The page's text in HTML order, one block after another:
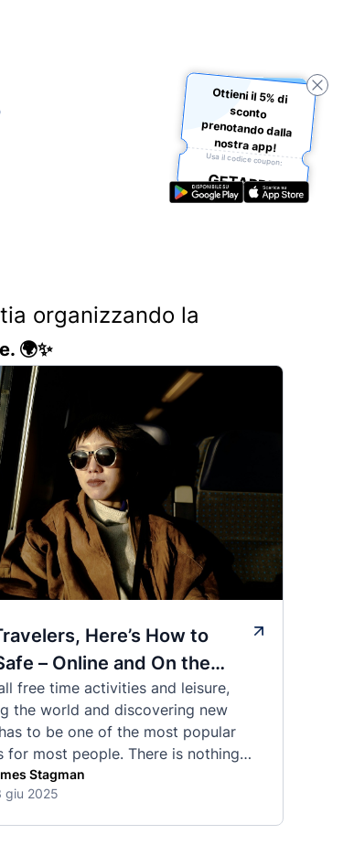
organizzando la
🌍✨
Here’s How to
– Online and On the
free time activities and leisure,
the world and discovering new
to be one of the most popular
for most people. There is nothing
visiting a brand new city, country,
and experiencing the culture, the
Stagman
giu 2025
Ottieni il 5% di
sconto
prenotando dalla
nostra app!
Usa il codice coupon:
GETAPP5